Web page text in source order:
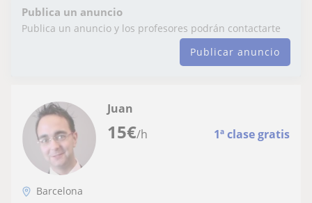
Publica un anuncio
Publica un anuncio y los profesores podrán contactarte
Publicar anuncio
15€/h 1ª clase gratis
Juan
Barcelona